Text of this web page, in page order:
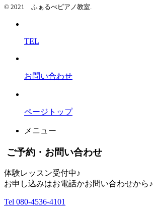
© 2021 ふぁるべピアノ教室.
TEL
お問い合わせ
ページトップ
メニュー
ご予約・お問い合わせ
体験レッスン受付中♪
お申し込みはお電話かお問い合わせから♪
Tel 080-4536-4101